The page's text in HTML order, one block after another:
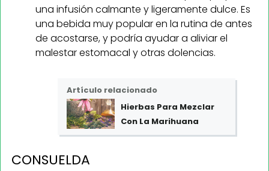
una infusión calmante y ligeramente dulce. Es
una bebida muy popular en la rutina de antes
de acostarse, y podría ayudar a aliviar el
malestar estomacal y otras dolencias.
Artículo relacionado
Hierbas Para Mezclar
Con La Marihuana
CONSUELDA